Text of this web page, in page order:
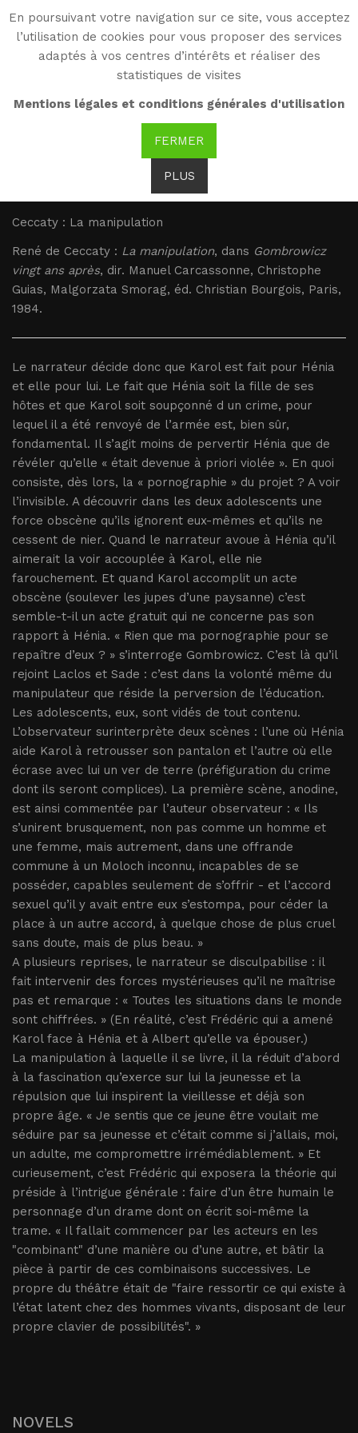
En poursuivant votre navigation sur ce site, vous acceptez
l’utilisation de cookies pour vous proposer des services
adaptés à vos centres d’intérêts et réaliser des
statistiques de visites
Mentions légales et conditions générales d'utilisation
FERMER
PLUS
WG
Witold Gombrowicz
Ceccaty : La
manipulation
Ceccaty : La manipulation
René de Ceccaty : La manipulation, dans Gombrowicz
vingt ans après, dir. Manuel Carcassonne, Christophe
Guias, Malgorzata Smorag, éd. Christian Bourgois, Paris,
1984.
Le narrateur décide donc que Karol est fait pour Hénia
et elle pour lui. Le fait que Hénia soit la fille de ses
hôtes et que Karol soit soupçonné d un crime, pour
lequel il a été renvoyé de l’armée est, bien sûr,
fondamental. Il s’agit moins de pervertir Hénia que de
révéler qu’elle « était devenue à priori violée ». En quoi
consiste, dès lors, la « pornographie » du projet ? A voir
l’invisible. A découvrir dans les deux adolescents une
force obscène qu’ils ignorent eux-mêmes et qu’ils ne
cessent de nier. Quand le narrateur avoue à Hénia qu’il
aimerait la voir accouplée à Karol, elle nie
farouchement. Et quand Karol accomplit un acte
obscène (soulever les jupes d’une paysanne) c’est
semble-t-il un acte gratuit qui ne concerne pas son
rapport à Hénia. « Rien que ma pornographie pour se
repaître d’eux ? » s’interroge Gombrowicz. C’est là qu’il
rejoint Laclos et Sade : c’est dans la volonté même du
manipulateur que réside la perversion de l’éducation.
Les adolescents, eux, sont vidés de tout contenu.
L’observateur surinterprète deux scènes : l’une où Hénia
aide Karol à retrousser son pantalon et l’autre où elle
écrase avec lui un ver de terre (préfiguration du crime
dont ils seront complices). La première scène, anodine,
est ainsi commentée par l’auteur observateur : « Ils
s’unirent brusquement, non pas comme un homme et
une femme, mais autrement, dans une offrande
commune à un Moloch inconnu, incapables de se
posséder, capables seulement de s’offrir - et l’accord
sexuel qu’il y avait entre eux s’estompa, pour céder la
place à un autre accord, à quelque chose de plus cruel
sans doute, mais de plus beau. »
A plusieurs reprises, le narrateur se disculpabilise : il
fait intervenir des forces mystérieuses qu’il ne maîtrise
pas et remarque : « Toutes les situations dans le monde
sont chiffrées. » (En réalité, c’est Frédéric qui a amené
Karol face à Hénia et à Albert qu’elle va épouser.)
La manipulation à laquelle il se livre, il la réduit d’abord
à la fascination qu’exerce sur lui la jeunesse et la
répulsion que lui inspirent la vieillesse et déjà son
propre âge. « Je sentis que ce jeune être voulait me
séduire par sa jeunesse et c’était comme si j’allais, moi,
un adulte, me compromettre irrémédiablement. » Et
curieusement, c’est Frédéric qui exposera la théorie qui
préside à l’intrigue générale : faire d’un être humain le
personnage d’un drame dont on écrit soi-même la
trame. « Il fallait commencer par les acteurs en les
"combinant" d’une manière ou d’une autre, et bâtir la
pièce à partir de ces combinaisons successives. Le
propre du théâtre était de "faire ressortir ce qui existe à
l’état latent chez des hommes vivants, disposant de leur
propre clavier de possibilités". »
NOVELS